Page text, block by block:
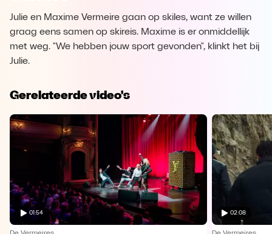
Julie en Maxime Vermeire gaan op skiles, want ze willen
graag eens samen op skireis. Maxime is er onmiddellijk
met weg. "We hebben jouw sport gevonden", klinkt het bij
Julie.
Gerelateerde video's
01:54 02:08